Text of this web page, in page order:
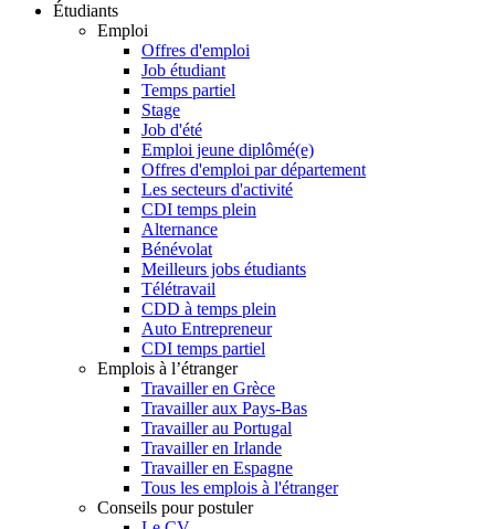
Étudiants
Emploi
Offres d'emploi
Job étudiant
Temps partiel
Stage
Job d'été
Emploi jeune diplômé(e)
Offres d'emploi par département
Les secteurs d'activité
CDI temps plein
Alternance
Bénévolat
Meilleurs jobs étudiants
Télétravail
CDD à temps plein
Auto Entrepreneur
CDI temps partiel
Emplois à l’étranger
Travailler en Grèce
Travailler aux Pays-Bas
Travailler au Portugal
Travailler en Irlande
Travailler en Espagne
Tous les emplois à l'étranger
Conseils pour postuler